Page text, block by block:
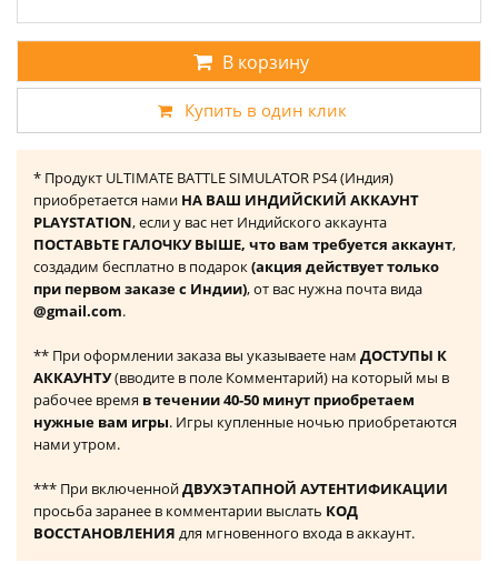
В корзину
Купить в один клик
* Продукт ULTIMATE BATTLE SIMULATOR PS4 (Индия)
приобретается нами НА ВАШ ИНДИЙСКИЙ АККАУНТ
PLAYSTATION, если у вас нет Индийского аккаунта
ПОСТАВЬТЕ ГАЛОЧКУ ВЫШЕ, что вам требуется аккаунт,
создадим бесплатно в подарок(акция действует только
при первом заказе с Индии), от вас нужна почта вида
@gmail.com.
** При оформлении заказа вы указываете нам ДОСТУПЫ К
АККАУНТУ(вводите в поле Комментарий) на который мы в
рабочее время в течении 40-50 минут приобретаем
нужные вам игры. Игры купленные ночью приобретаются
нами утром.
*** При включеннойДВУХЭТАПНОЙ АУТЕНТИФИКАЦИИ
просьба заранее в комментарии выслать КОД
ВОССТАНОВЛЕНИЯ для мгновенного входа в аккаунт.